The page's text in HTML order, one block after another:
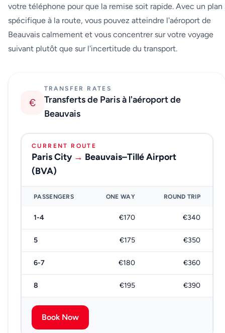
votre téléphone pour que la remise soit rapide. Avec un plan
spécifique à la route, vous pouvez atteindre l'aéroport de
Beauvais calmement et vous concentrer sur votre voyage
suivant plutôt que sur l'incertitude du transport.
€
TRANSFER RATES
Transferts de Paris à l'aéroport de
Beauvais
CURRENT ROUTE
Paris City → Beauvais–Tillé Airport
(BVA)
PASSENGERS ONE WAY ROUND TRIP
1-4 €170 €340
5 €175 €350
6-7 €180 €360
8 €195 €390
Book Now